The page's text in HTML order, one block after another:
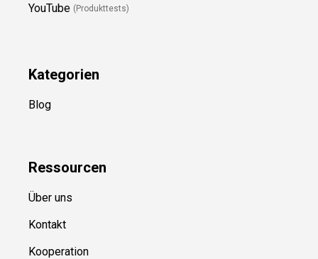
YouTube (Produkttests)
Kategorien
Blog
Ressourcen
Über uns
Kontakt
Kooperation